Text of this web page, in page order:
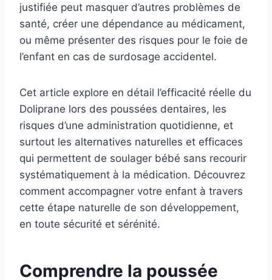
justifiée peut masquer d’autres problèmes de
santé, créer une dépendance au médicament,
ou même présenter des risques pour le foie de
l’enfant en cas de surdosage accidentel.
Cet article explore en détail l’efficacité réelle du
Doliprane lors des poussées dentaires, les
risques d’une administration quotidienne, et
surtout les alternatives naturelles et efficaces
qui permettent de soulager bébé sans recourir
systématiquement à la médication. Découvrez
comment accompagner votre enfant à travers
cette étape naturelle de son développement,
en toute sécurité et sérénité.
Comprendre la poussée